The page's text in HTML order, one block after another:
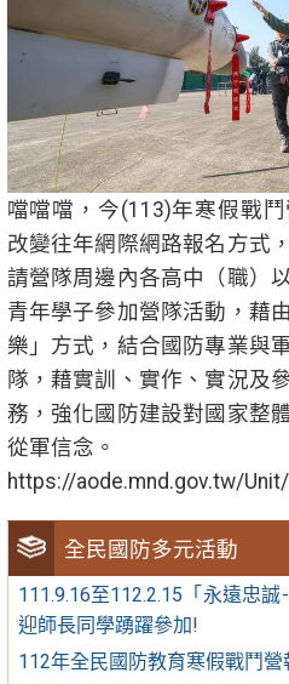
全民國防多元活動
111.9.16至112.2.15「永遠忠
迎師長同學踴躍參加!
112年全民國防教育寒假戰鬥營
噹噹噹，今(113)年寒假戰
改變往年網際網路報名方式
請營隊周邊內各高中（職）
青年學子參加營隊活動，藉
樂」方式，結合國防專業與
隊，藉實訓、實作、實況及
務，強化國防建設對國家整
從軍信念。
https://aode.mnd.gov.tw/